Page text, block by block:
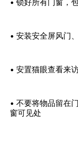
• 锁好所有门窗，
• 安装安全屏风门
• 安置猫眼查看来
• 不要将物品留在
窗可见处